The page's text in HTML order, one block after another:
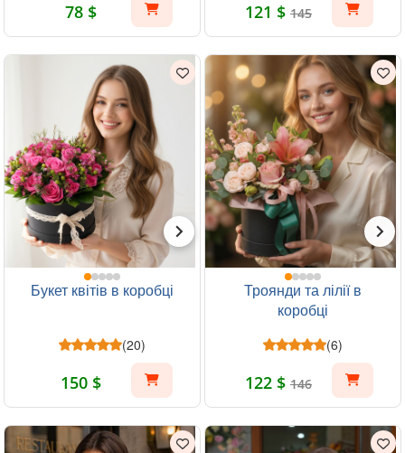
78 $ 121 $ 145
Букет квітів в коробці
(20)
150 $
Троянди та лілії в
коробці
(6)
122 $ 146